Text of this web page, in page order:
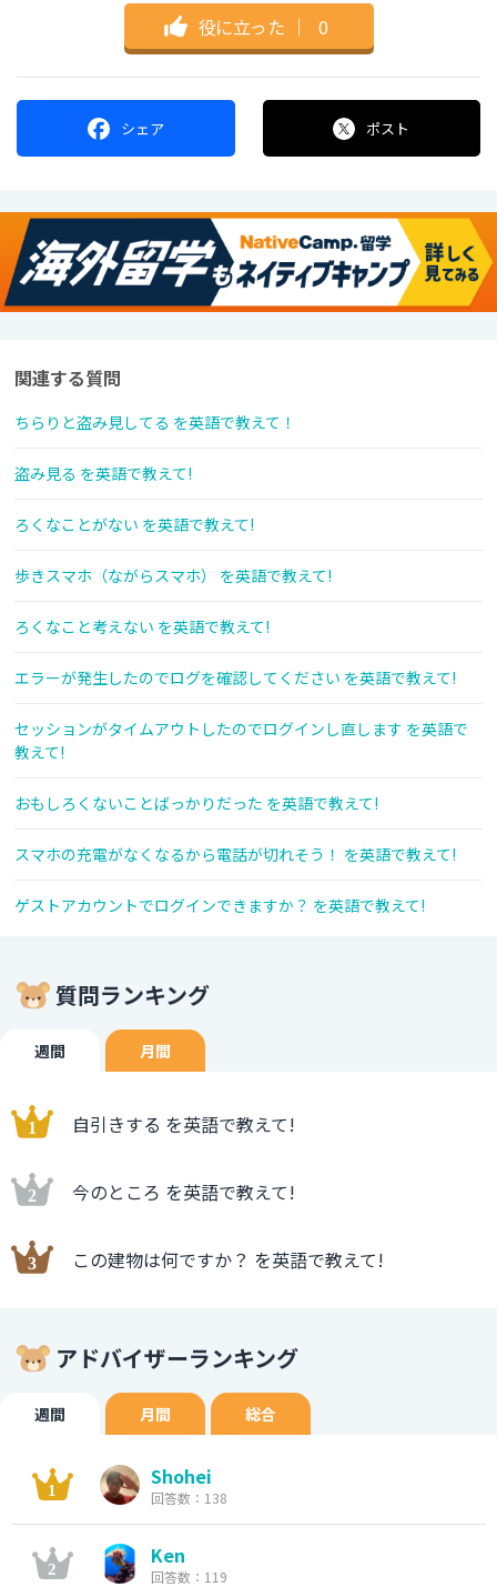
役に立った ｜ 0
シェア ポスト
関連する質問
ちらりと盗み見してる を英語で教えて！
盗み見る を英語で教えて!
ろくなことがない を英語で教えて!
歩きスマホ（ながらスマホ） を英語で教えて!
ろくなこと考えない を英語で教えて!
エラーが発生したのでログを確認してください を英語で教えて!
セッションがタイムアウトしたのでログインし直します を英語で
教えて!
おもしろくないことばっかりだった を英語で教えて!
スマホの充電がなくなるから電話が切れそう！ を英語で教えて!
ゲストアカウントでログインできますか？ を英語で教えて!
質問ランキング
週間 月間
自引きする を英語で教えて!
今のところ を英語で教えて!
この建物は何ですか？ を英語で教えて!
アドバイザーランキング
週間 月間 総合
Shohei
回答数：138
Ken
回答数：119